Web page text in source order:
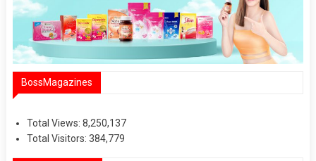
BossMagazines
Total Views: 8,250,137
Total Visitors: 384,779